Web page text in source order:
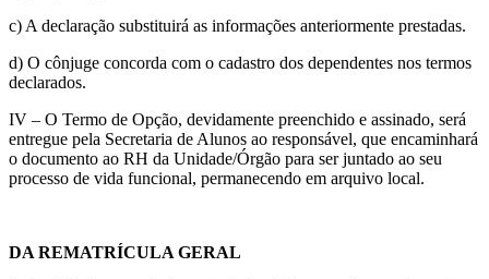
c) A declaração substituirá as informações anteriormente prestadas.
d) O cônjuge concorda com o cadastro dos dependentes nos termos
declarados.
IV – O Termo de Opção, devidamente preenchido e assinado, será
entregue pela Secretaria de Alunos ao responsável, que encaminhará
o documento ao RH da Unidade/Órgão para ser juntado ao seu
processo de vida funcional, permanecendo em arquivo local.
DA REMATRÍCULA GERAL